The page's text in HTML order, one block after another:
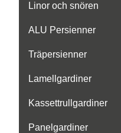
Linor och snören
ALU Persienner
Träpersienner
Lamellgardiner
Kassettrullgardiner
Panelgardiner